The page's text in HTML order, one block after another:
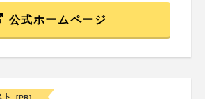
公式ホームページ
[PR]